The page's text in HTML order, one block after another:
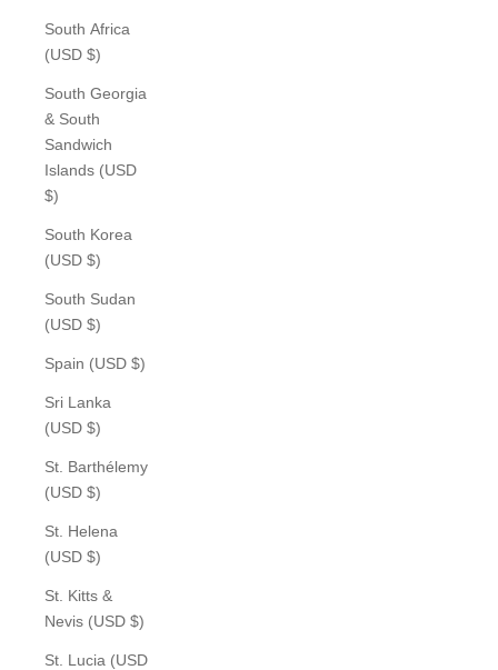
South Africa
(USD $)
South Georgia
& South
Sandwich
Islands (USD
$)
South Korea
(USD $)
South Sudan
(USD $)
Spain (USD $)
Sri Lanka
(USD $)
St. Barthélemy
(USD $)
St. Helena
(USD $)
St. Kitts &
Nevis (USD $)
St. Lucia (USD